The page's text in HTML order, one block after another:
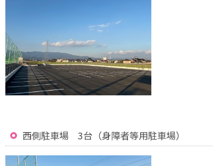
西側駐車場 3台（身障者等用駐車場）